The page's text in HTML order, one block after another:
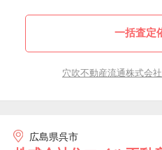
一括査定
穴吹不動産流通株式会
広島県呉市